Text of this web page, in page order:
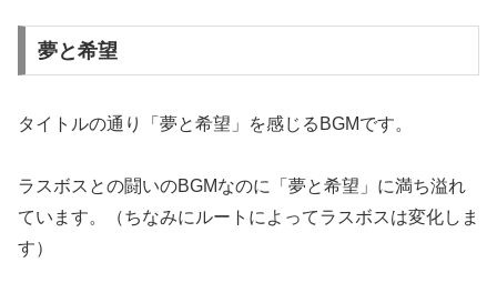
夢と希望
タイトルの通り「夢と希望」を感じるBGMです。
ラスボスとの闘いのBGMなのに「夢と希望」に満ち溢れ
ています。（ちなみにルートによってラスボスは変化しま
す）